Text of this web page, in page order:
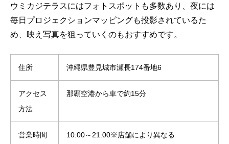
ウミカジテラスにはフォトスポットも多数あり、夜には
毎日プロジェクションマッピングも投影されているた
め、映え写真を狙っていくのもおすすめです。
住所 沖縄県豊見城市瀬長174番地6
アクセス
方法
那覇空港から車で約15分
営業時間 10:00～21:00※店舗により異なる